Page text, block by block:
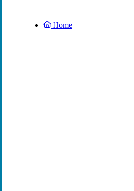
Home